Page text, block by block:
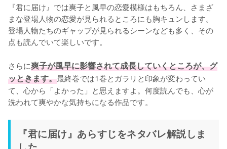
『君に届け』では爽子と風早の恋愛模様はもちろん、さまざ
まな登場人物の恋愛が見られるところにも胸キュンします。
登場人物たちのギャップが見られるシーンなども多く、その
点も読んでいて楽しいです。
さらに爽子が風早に影響されて成長していくところが、グ
ッときます。最終巻では1巻とガラリと印象が変わってい
て、心から「よかった」と思えますよ。何度読んでも、心が
洗われて爽やかな気持ちになる作品です。
『君に届け』あらすじをネタバレ解説しま